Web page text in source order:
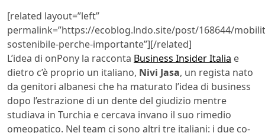
[related layout=”left”
permalink=”https://ecoblog.lndo.site/post/168644/
sostenibile-perche-importante”][/related]
L’idea di onPony la racconta Business Insider Italia e
dietro c’è proprio un italiano, Nivi Jasa, un regista nato
da genitori albanesi che ha maturato l’idea di business
dopo l’estrazione di un dente del giudizio mentre
studiava in Turchia e cercava invano il suo rimedio
omeopatico. Nel team ci sono altri tre italiani: i due co-